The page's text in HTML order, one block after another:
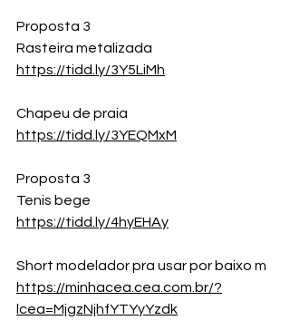
Proposta 3
Rasteira metalizada
https://tidd.ly/3Y5LiMh
Chapeu de praia
https://tidd.ly/3YEQMxM
Proposta 3
Tenis bege
https://tidd.ly/4hyEHAy
Short modelador pra usar por baixo m
https://minhacea.cea.com.br/?
lcea=MjgzNjhfYTYyYzdk